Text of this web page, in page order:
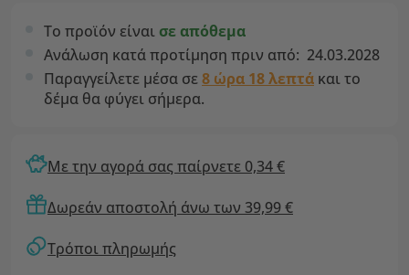
Το προϊόν είναι σε απόθεμα
Ανάλωση κατά προτίμηση πριν από: 24.03.2028
Παραγγείλετε μέσα σε8 ώρα 18 λεπτά και το
δέμα θα φύγει σήμερα.
Με την αγορά σας παίρνετε 0,34 €
Δωρεάν αποστολή άνω των 39,99 €
Τρόποι πληρωμής